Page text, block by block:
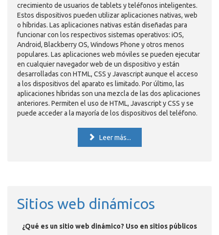
crecimiento de usuarios de tablets y teléfonos inteligentes.
Estos dispositivos pueden utilizar aplicaciones nativas, web
o híbridas. Las aplicaciones nativas están diseñadas para
funcionar con los respectivos sistemas operativos: iOS,
Android, Blackberry OS, Windows Phone y otros menos
populares. Las aplicaciones web móviles se pueden ejecutar
en cualquier navegador web de un dispositivo y están
desarrolladas con HTML, CSS y Javascript aunque el acceso
a los dispositivos del aparato es limitado. Por último, las
aplicaciones híbridas son una mezcla de las dos aplicaciones
anteriores. Permiten el uso de HTML, Javascript y CSS y se
puede acceder a la mayoría de los dispositivos del teléfono.
Leer más...
Sitios web dinámicos
¿Qué es un sitio web dinámico? Uso en sitios públicos